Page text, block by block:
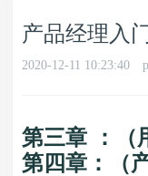
产品经理入
2020-12-11 10:23:40
第三章 ：（
第四章：（